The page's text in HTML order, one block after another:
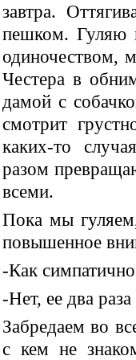
завтра.
пешком. Гуляю
одиночеством,
Честера в
дамой с
смотрит
каких-то
разом
всеми.
Пока мы
повышенное
-Как
-Нет, ее два
Забредаем во
с кем не